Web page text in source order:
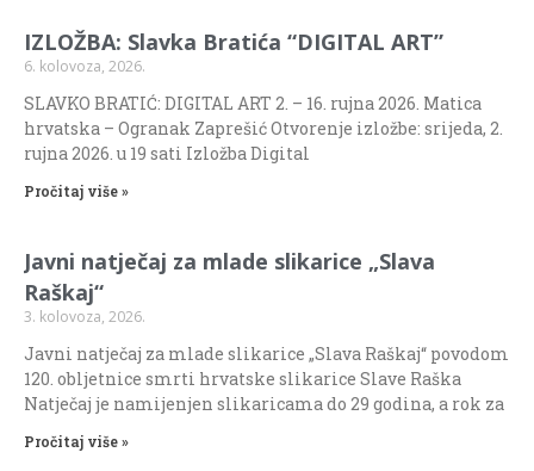
IZLOŽBA: Slavka Bratića “DIGITAL ART”
6. kolovoza, 2026.
SLAVKO BRATIĆ: DIGITAL ART 2. – 16. rujna 2026. Matica
hrvatska – Ogranak Zaprešić Otvorenje izložbe: srijeda, 2.
rujna 2026. u 19 sati Izložba Digital
Pročitaj više »
Javni natječaj za mlade slikarice „Slava
Raškaj“
3. kolovoza, 2026.
Javni natječaj za mlade slikarice „Slava Raškaj“ povodom
120. obljetnice smrti hrvatske slikarice Slave Raška
Natječaj je namijenjen slikaricama do 29 godina, a rok za
Pročitaj više »